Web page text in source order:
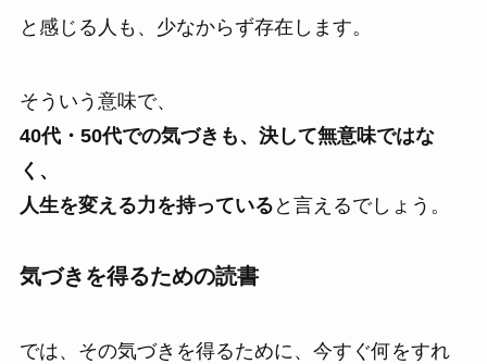
と感じる人も、少なからず存在します。
そういう意味で、
40代・50代での気づきも、決して無意味ではな
く、
人生を変える力を持っている と言えるでしょう。
気づきを得るための読書
では、その気づきを得るために、今すぐ何をすれ